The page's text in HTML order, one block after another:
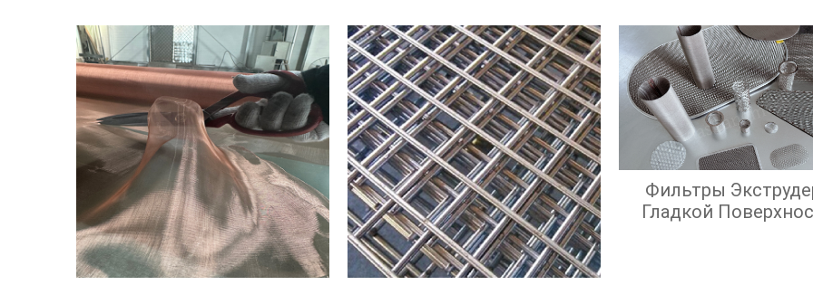
Фильтры
Гладкой